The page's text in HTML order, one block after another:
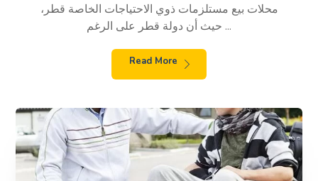
محلات بيع مستلزمات ذوي الاحتياجات الخاصة قطر،
حيث أن دولة قطر على الرغم ...
Read More